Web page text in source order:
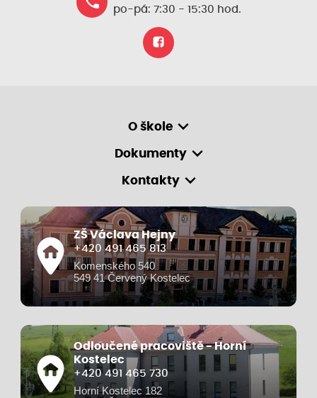
po-pá: 7:30 - 15:30 hod.
O škole
Dokumenty
Kontakty
ZŠ Václava Hejny
+420 491 465 813
Komenského 540
549 41 Červený Kostelec
Odloučené pracoviště - Horní
Kostelec
+420 491 465 730
Horní Kostelec 182